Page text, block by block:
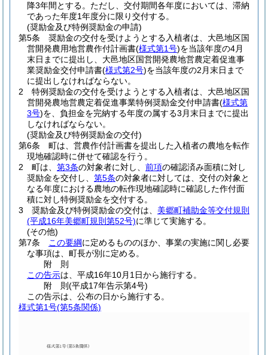
降3年間とする。 ただし、交付期間各年度においては、滞納
であった年度1年度分に限り交付する。
(奨励金及び特例奨励金の申請)
第5条
奨励金の交付を受けようとする入植者は、大邑地区国
営開発農用地営農作付計画書(様式第1号)を当該年度の4月
末日までに提出し、大邑地区国営開発農地営農定着促進事
業奨励金交付申請書(様式第2号)を当該年度の2月末日まで
に提出しなければならない。
2
特例奨励金の交付を受けようとする入植者は、大邑地区国
営開発農地営農定着促進事業特例奨励金交付申請書(様式第
3号)を、負担金を完納する年度の属する3月末日までに提出
しなければならない。
(奨励金及び特例奨励金の交付)
第6条
町は、営農作付計画書を提出した入植者の農地を転作
現地確認時に併せて確認を行う。
2
町は、 第3条の対象者に対し、 前項の確認済み面積に対し
奨励金を交付し、 第5条の対象者に対しては、交付の対象と
なる年度における農地の転作現地確認時に確認した作付面
積に対し特例奨励金を交付する。
3
奨励金及び特例奨励金の交付は、 美郷町補助金等交付規則
(平成16年美郷町規則第52号)に準じて実施する。
(その他)
第7条
この要綱に定めるもののほか、事業の実施に関し必要
な事項は、町長が別に定める。
附 則
この告示は、平成16年10月1日から施行する。
附 則(平成17年告示第4号)
この告示は、公布の日から施行する。
様式第1号(第5条関係)